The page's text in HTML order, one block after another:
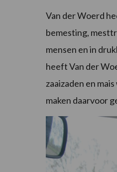
Van der Woerd
bemesting,
mensen en in
heeft Van der
zaaizaden en
maken daarvoor